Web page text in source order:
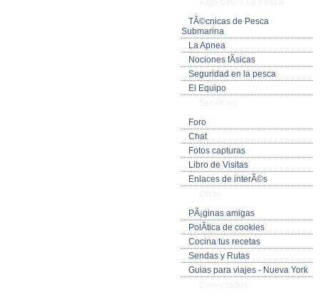
TÃ©cnicas de Pesca
Submarina
La Apnea
Nociones fÃ­sicas
Seguridad en la pesca
El Equipo
Foro
Chat
Fotos capturas
Libro de Visitas
Enlaces de interÃ©s
PÃ¡ginas amigas
PolÃ­tica de cookies
Cocina tus recetas
Sendas y Rutas
Guias para viajes - Nueva York